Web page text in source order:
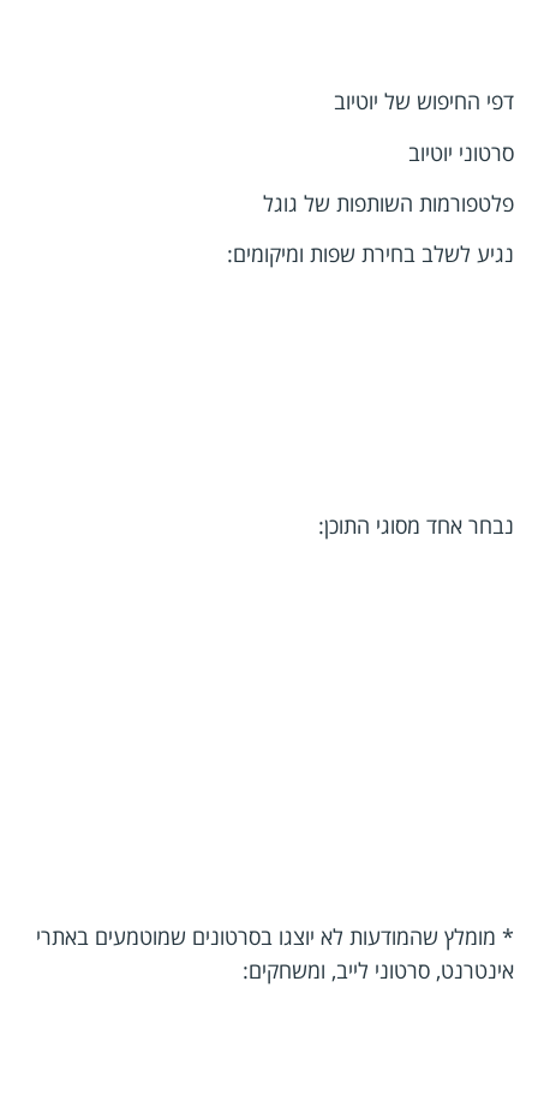
דפי החיפוש של יוטיוב
סרטוני יוטיוב
פלטפורמות השותפות של גוגל
נגיע לשלב בחירת שפות ומיקומים:
נבחר אחד מסוגי התוכן:
* מומלץ שהמודעות לא יוצגו בסרטונים שמוטמעים באתרי
אינטרנט, סרטוני לייב, ומשחקים: